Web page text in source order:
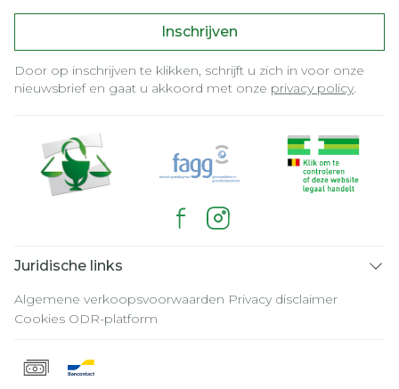
Inschrijven
Door op inschrijven te klikken, schrijft u zich in voor onze
nieuwsbrief en gaat u akkoord met onze privacy policy.
Juridische links
Algemene verkoopsvoorwaarden Privacy disclaimer
Cookies ODR-platform